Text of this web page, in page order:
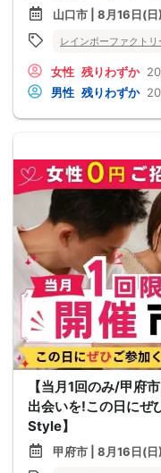
山口市 | 8月16日(
レインボーファクトリ
女性 残りわずか
男性 残りわずか
【当月1回のみ/甲府
出会いを!この日にぜ
Style】
甲府市 | 8月16日(